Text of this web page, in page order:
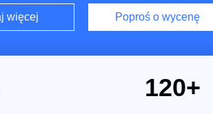
klientom wysokiej jakości produkty, ale również
wysokiej jakości produkty niestandardo...
więcej Poproś o wycenę
120+